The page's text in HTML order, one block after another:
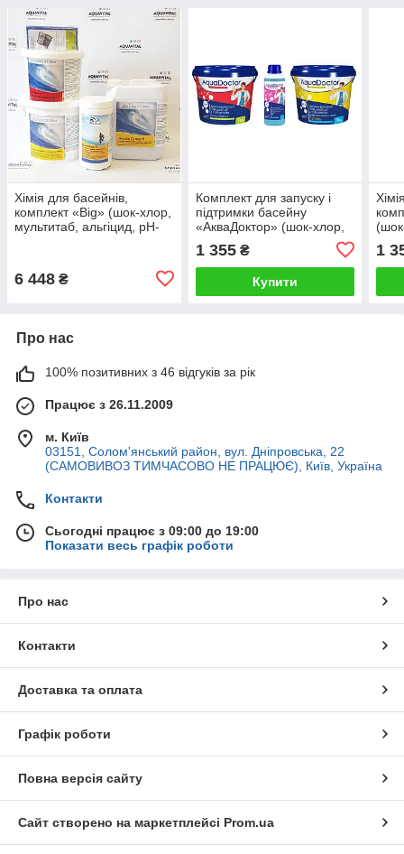
Хімія для басейнів,
комплект «Big» (шок-хлор,
мультитаб, альгіцид, pH-
6 448 ₴
Комплект для запуску і
підтримки басейну
«АкваДоктор» (шок-хлор,
1 355₴
Купити
1
Про нас
100% позитивних з 46 відгуків за рік
Працює з 26.11.2009
м. Київ
03151, Солом'янський район, вул. Дніпровська, 22
(САМОВИВОЗ ТИМЧАСОВО НЕ ПРАЦЮЄ), Київ, Україна
Контакти
Сьогодні працює з 09:00 до 19:00
Показати весь графік роботи
Про нас
Контакти
Доставка та оплата
Графік роботи
Повна версія сайту
Сайт створено на маркетплейсі Prom.ua